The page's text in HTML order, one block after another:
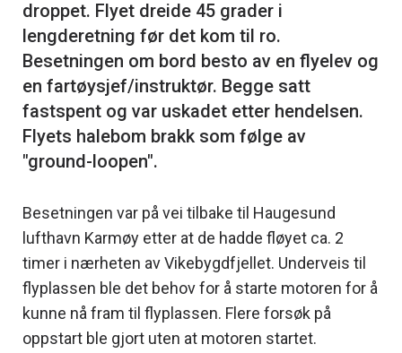
droppet. Flyet dreide 45 grader i
lengderetning før det kom til ro.
Besetningen om bord besto av en flyelev og
en fartøysjef/instruktør. Begge satt
fastspent og var uskadet etter hendelsen.
Flyets halebom brakk som følge av
Besetningen var på vei tilbake til Haugesund
lufthavn Karmøy etter at de hadde fløyet ca. 2
timer i nærheten av Vikebygdfjellet. Underveis til
flyplassen ble det behov for å starte motoren for å
kunne nå fram til flyplassen. Flere forsøk på
oppstart ble gjort uten at motoren startet.